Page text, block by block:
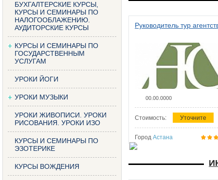
БУХГАЛТЕРСКИЕ КУРСЫ,
КУРСЫ И СЕМИНАРЫ ПО
НАЛОГООБЛАЖЕНИЮ.
АУДИТОРСКИЕ КУРСЫ
КУРСЫ И СЕМИНАРЫ ПО
ГОСУДАРСТВЕННЫМ
УСЛУГАМ
УРОКИ ЙОГИ
УРОКИ МУЗЫКИ
УРОКИ ЖИВОПИСИ. УРОКИ
РИСОВАНИЯ. УРОКИ ИЗО
КУРСЫ И СЕМИНАРЫ ПО
ЭЗОТЕРИКЕ
КУРСЫ ВОЖДЕНИЯ
Руководитель тур
00.00.0000
Стоимость: Уточните
Город Астана